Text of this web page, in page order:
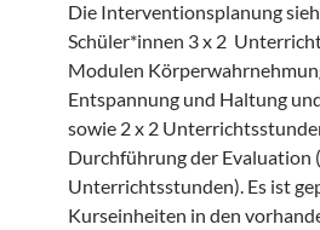
Die Interventionsplanung
Schüler*innen 3 x 2
Modulen
Entspannung und Haltung
sowie 2 x 2
Durchführung der Evaluation
Unterrichtsstunden). Es ist
Kurseinheiten in den